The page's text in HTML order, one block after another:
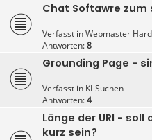
Chat Softawre zum
Verfasst inWebmaster
Antworten:8
Grounding Page -
Verfasst in KI-Suchen
Antworten:4
Länge der URI -
kurz sein?